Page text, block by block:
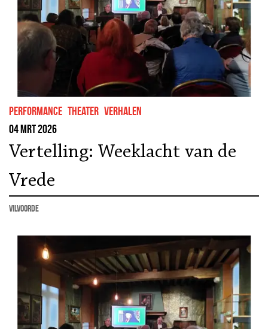
performance theater Verhalen
04 mrt 2026
Vertelling: Weeklacht van de
Vrede
Vilvoorde